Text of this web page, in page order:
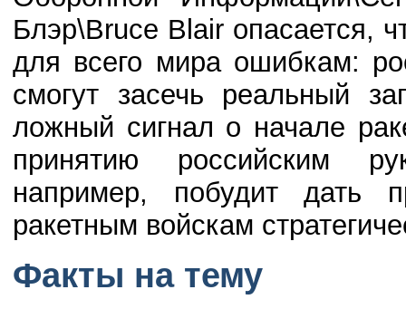
Блэр\Bruce Blair опасается,
для всего мира ошибкам:
смогут засечь реальный
ложный сигнал о начале
принятию российским
например, побудит дать
ракетным войскам
Факты на тему